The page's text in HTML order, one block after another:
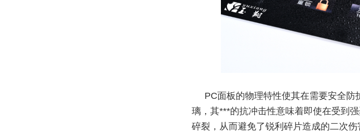
PC面板的物理特性使其在需要安全
璃，其***的抗冲击性意味着即使在受到
碎裂，从而避免了锐利碎片造成的二次